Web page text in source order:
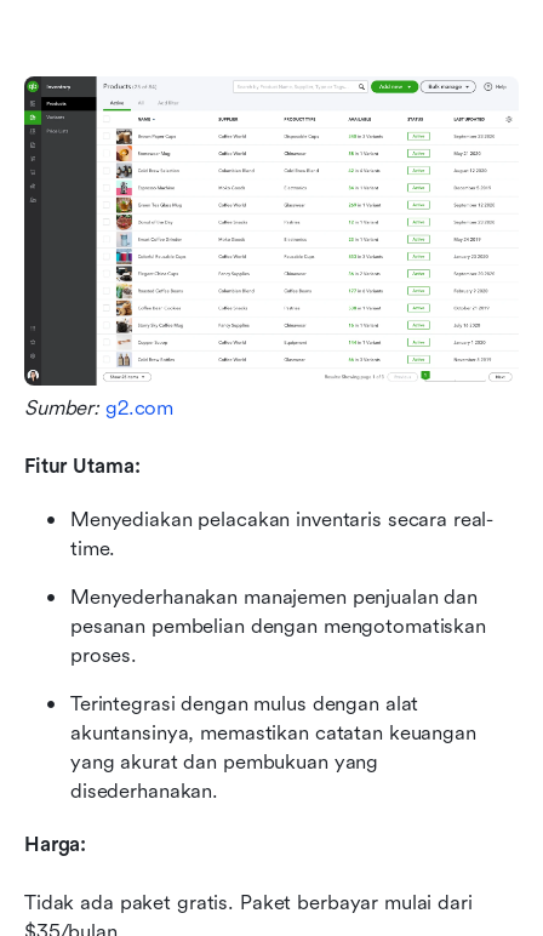
Sumber: g2.com
Fitur Utama:
Menyediakan pelacakan inventaris secara real-
time.
Menyederhanakan manajemen penjualan dan
pesanan pembelian dengan mengotomatiskan
proses.
Terintegrasi dengan mulus dengan alat
akuntansinya, memastikan catatan keuangan
yang akurat dan pembukuan yang
disederhanakan.
Harga:
Tidak ada paket gratis. Paket berbayar mulai dari